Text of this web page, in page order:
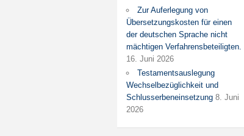
Zur Auferlegung von
Übersetzungskosten für einen
der deutschen Sprache nicht
mächtigen Verfahrensbeteiligten.
16. Juni 2026
Testamentsauslegung
Wechselbezüglichkeit und
Schlusserbeneinsetzung 8. Juni
2026